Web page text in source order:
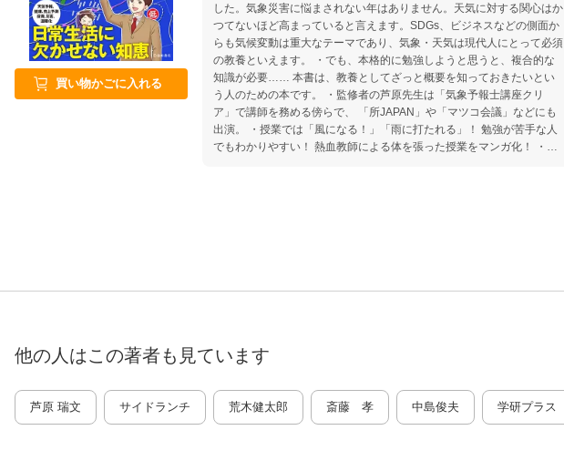
買い物かごに入れる
した。気象災害に悩まされない年はありません。天気に対する関心はか
つてないほど高まっていると言えます。SDGs、ビジネスなどの側面か
らも気候変動は重大なテーマであり、気象・天気は現代人にとって必須
の教養といえます。 ・でも、本格的に勉強しようと思うと、複合的な
知識が必要…… 本書は、教養としてざっと概要を知っておきたいとい
う人のための本です。 ・監修者の芦原先生は「気象予報士講座クリ
ア」で講師を務める傍らで、 「所JAPAN」や「マツコ会議」などにも
出演。 ・授業では「風になる！」「雨に打たれる」！ 勉強が苦手な人
でもわかりやすい！ 熱血教師による体を張った授業をマンガ化！ ・天
遭遇した場合の避難方法 Chapter4 深掘り天気予報 ○「観天望気」には
凝縮されている ○天気図は「地上」と「高層」を読め ○警戒レベル情報
の改正に注目
他の人はこの著者も見ています
芦原 瑞文 サイドランチ 荒木健太郎 斎藤 孝 中島俊夫 学研プラス